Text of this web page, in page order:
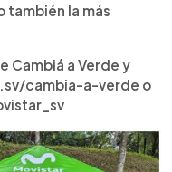
también la más
Cambiá a Verde y
cambia-a-verde o